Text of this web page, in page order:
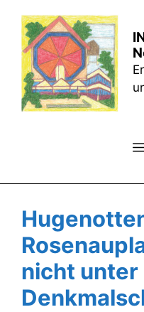
Inhalt
springen
nicht unter